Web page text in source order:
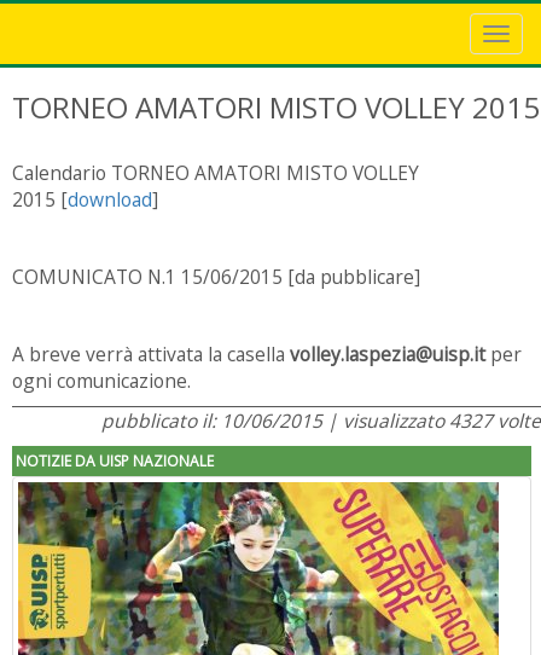
TORNEO AMATORI MISTO VOLLEY 2015
Calendario TORNEO AMATORI MISTO VOLLEY
2015 [download]
COMUNICATO N.1 15/06/2015 [da pubblicare]
A breve verrà attivata la casella volley.laspezia@uisp.itper
ogni comunicazione.
pubblicato il: 10/06/2015 | visualizzato 4327 volte
NOTIZIE DA UISP NAZIONALE